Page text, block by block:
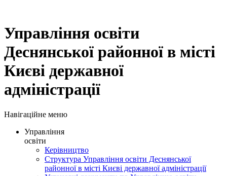
Управління освіти
Деснянської районної в місті
Києві державної
адміністрації
Навігаційне меню
Управління
освіти
Керівництво
Структура Управління освіти Деснянської
районної в місті Києві державної адміністрації